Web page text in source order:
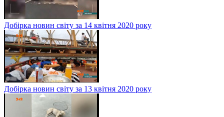
Добірка новин світу за 14 квітня 2020 року
Добірка новин світу за 13 квітня 2020 року